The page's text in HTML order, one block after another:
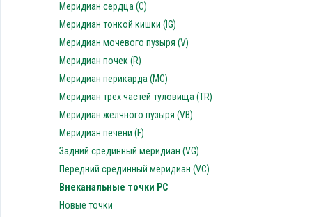
Меридиан сердца (C)
Меридиан тонкой кишки (IG)
Меридиан мочевого пузыря (V)
Меридиан почек (R)
Меридиан перикарда (MC)
Меридиан трех частей туловища (TR)
Меридиан желчного пузыря (VB)
Меридиан печени (F)
Задний срединный меридиан (VG)
Передний срединный меридиан (VC)
Внеканальные точки PC
Новые точки